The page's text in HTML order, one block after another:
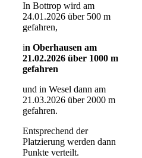
In Bottrop wird am
24.01.2026 über 500 m
gefahren,
in Oberhausen am
21.02.2026 über 1000 m
gefahren
und in Wesel dann am
21.03.2026 über 2000 m
gefahren.
Entsprechend der
Platzierung werden dann
Punkte verteilt.